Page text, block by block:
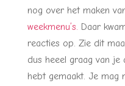
nog over het maken
weekmenu’s. Daar
reacties op. Zie dit
dus heeel graag van je
hebt gemaakt. Je mag